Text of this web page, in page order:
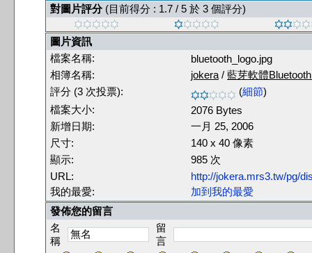
對圖片評分(目前得分 : 1.7 / 5 於 3 個評分)
圖片資訊
檔案名稱:
bluetooth_logo.jpg
相簿名稱:
jokera / 藍芽軟體
評分 (3 次投票):
(細節)
檔案大小:
2076 Bytes
新增日期:
一月 25, 2006
尺寸:
140 x 40 像素
顯示:
985 次
URL:
http://jokera.mrs3.tw/pg/
我的最愛:
加到我的最愛
發佈您的留言
名
稱
留
言